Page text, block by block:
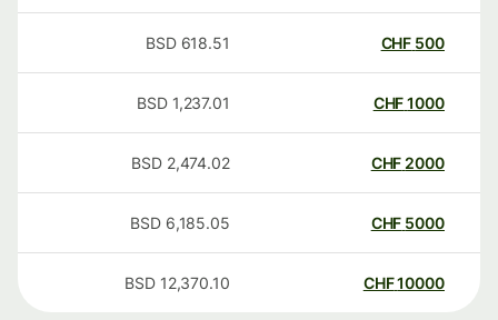
500
CHF
618.51
BSD
1000
CHF
1,237.01
BSD
2000
CHF
2,474.02
BSD
5000
CHF
6,185.05
BSD
10000
CHF
12,370.10
BSD